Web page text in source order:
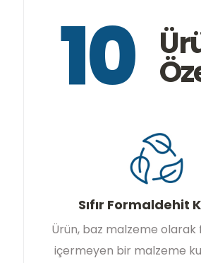
10
Sıfır Formaldehit
Ürün, baz malzeme
içermeyen bir malzeme